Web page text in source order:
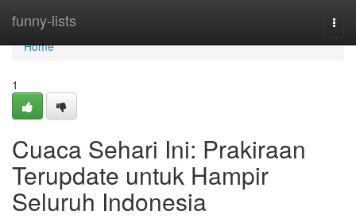
funny-lists
Home
Home
1
Cuaca Sehari Ini: Prakiraan
Terupdate untuk Hampir
Seluruh Indonesia